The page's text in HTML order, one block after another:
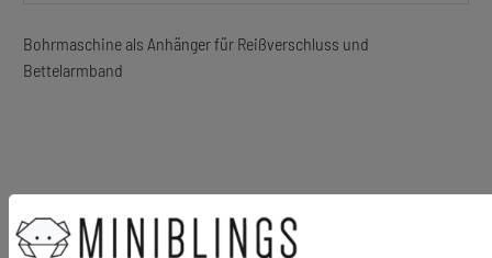
Bohrmaschine als Anhänger für Reißverschluss und
Bettelarmband
Material Anhänger: Metall
Material Karabiner: Metall, versilbert